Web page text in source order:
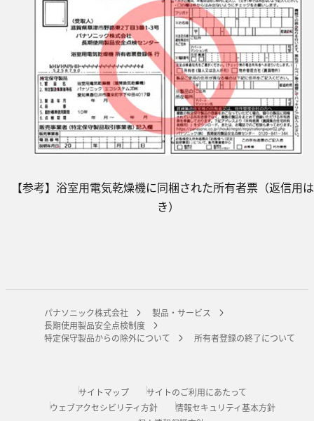
【参考】浴室用電気乾燥機に同梱された所有者票（返信用
き）
パナソニック株式会社
製品・サービス
長期使用製品安全点検制度
特定保守製品からの除外について
所有者登録の終了について
サイトマップ
サイトのご利用にあたって
ウェブアクセシビリティ方針
情報セキュリティ基本方針